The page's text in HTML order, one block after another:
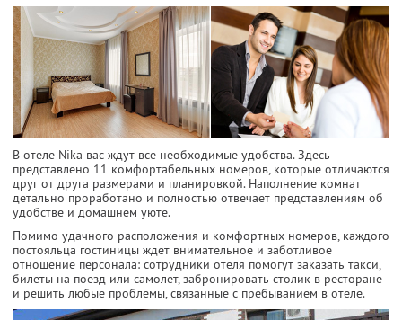
В отеле Nika вас ждут все необходимые удобства. Здесь
представлено 11 комфортабельных номеров, которые отличаются
друг от друга размерами и планировкой. Наполнение комнат
детально проработано и полностью отвечает представлениям об
удобстве и домашнем уюте.
Помимо удачного расположения и комфортных номеров, каждого
постояльца гостиницы ждет внимательное и заботливое
отношение персонала: сотрудники отеля помогут заказать такси,
билеты на поезд или самолет, забронировать столик в ресторане
и решить любые проблемы, связанные с пребыванием в отеле.